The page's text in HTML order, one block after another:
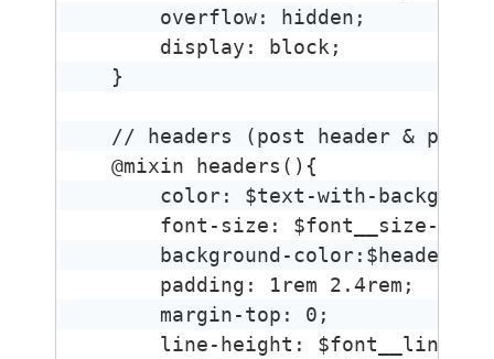
overflow: hidden;
display: block;
}
// headers (post header & page
@mixin headers(){
color: $text-with-
font-size: $font__size-
background-color:$headers-
padding: 1rem 2.4rem;
margin-top: 0;
line-height: $font__line-